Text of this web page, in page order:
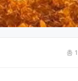
총 1